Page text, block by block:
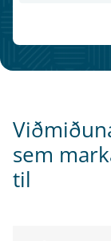
sem
til